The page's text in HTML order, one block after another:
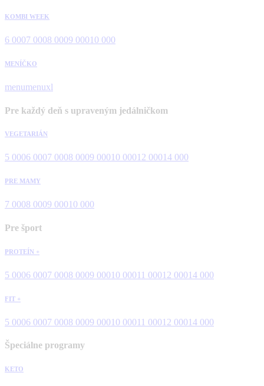
KOMBI WEEK
6 0007 0008 0009 00010 000
MENÍČKO
menumenuxl
Pre každý deň s upraveným jedálničkom
VEGETARIÁN
5 0006 0007 0008 0009 00010 00012 00014 000
PRE MAMY
7 0008 0009 00010 000
Pre šport
PROTEÍN +
5 0006 0007 0008 0009 00010 00011 00012 00014 000
FIT +
5 0006 0007 0008 0009 00010 00011 00012 00014 000
Špeciálne programy
KETO